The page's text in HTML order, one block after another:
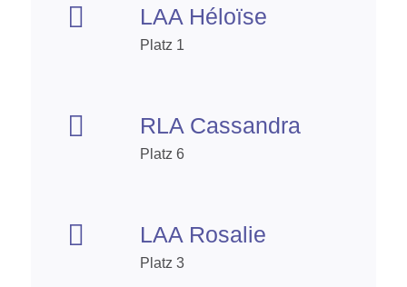
 LAA Héloïse
Platz 1
 RLA Cassandra
Platz 6
 LAA Rosalie
Platz 3